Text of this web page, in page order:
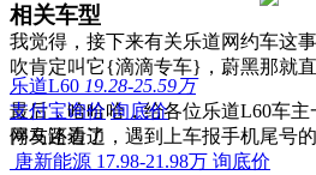
我觉得，接下来有关乐道网约车这
吹肯定叫它{滴滴专车}，蔚黑那就
最后，哈哈哈，给各位乐道L60车主
停马路边边，遇到上车报手机尾号
相关车型
乐道L60 19.28-25.59万
支付宝询价 询底价
网友还看了
唐新能源 17.98-21.98万 询底价